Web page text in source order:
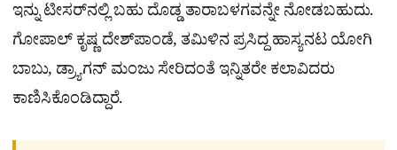
ಇನ್ನು ಟೀಸರ್​ನಲ್ಲಿ ಬಹು ದೊಡ್ಡ ತಾರಾಬಳಗವನ್ನೇ ನೋಡಬಹುದು.
ಗೋಪಾಲ್​ ಕೃಷ್ಣ ದೇಶ್​ಪಾಂಡೆ, ತಮಿಳಿನ ಪ್ರಸಿದ್ದ ಹಾಸ್ಯನಟ ಯೋಗಿ
ಬಾಬು, ಡ್ರ್ಯಾಗನ್​ ಮಂಜು ಸೇರಿದಂತೆ ಇನ್ನಿತರೇ ಕಲಾವಿದರು
ಕಾಣಿಸಿಕೊಂಡಿದ್ದಾರೆ.